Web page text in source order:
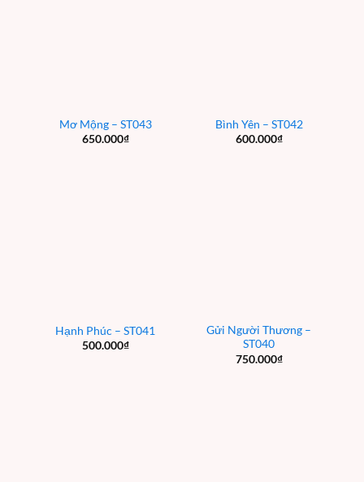
Mơ Mộng – ST043
650.000₫
Bình Yên – ST042
600.000₫
Hạnh Phúc – ST041
500.000₫
Gửi Người Thương –
ST040
750.000₫